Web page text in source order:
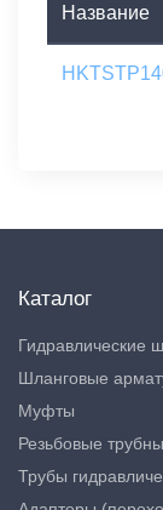
Название
Каталог
Гидравлические
Шланговые
Муфты
Резьбовые
Трубы